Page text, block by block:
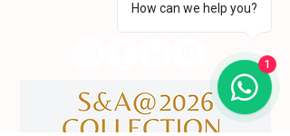
​servicodeboutique@serigrafiaseafins.pt
How can we help you?
1